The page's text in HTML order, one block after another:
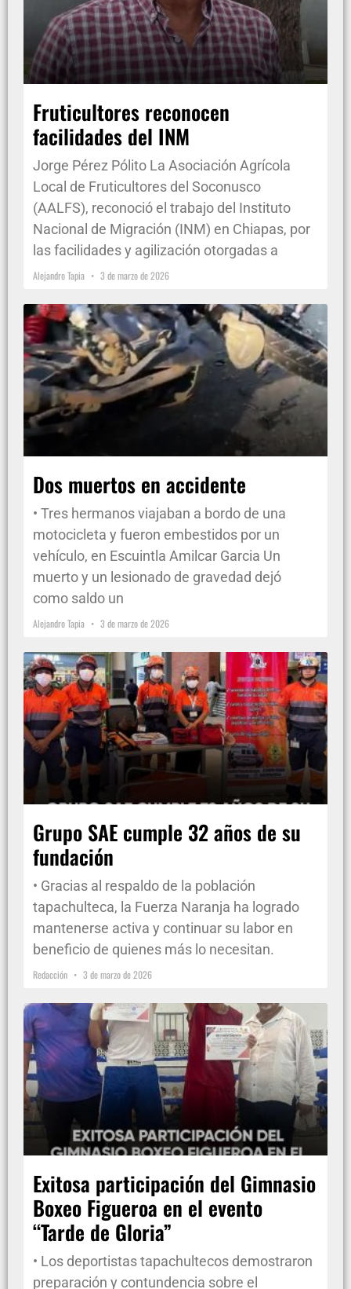
Fruticultores reconocen
facilidades del INM
Jorge Pérez Pólito La Asociación Agrícola
Local de Fruticultores del Soconusco
(AALFS), reconoció el trabajo del Instituto
Nacional de Migración (INM) en Chiapas, por
las facilidades y agilización otorgadas a
Alejandro Tapia 3 de marzo de 2026
Dos muertos en accidente
• Tres hermanos viajaban a bordo de una
motocicleta y fueron embestidos por un
vehículo, en Escuintla Amilcar Garcia Un
muerto y un lesionado de gravedad dejó
como saldo un
Alejandro Tapia 3 de marzo de 2026
Grupo SAE cumple 32 años de su
fundación
• Gracias al respaldo de la población
tapachulteca, la Fuerza Naranja ha logrado
mantenerse activa y continuar su labor en
beneficio de quienes más lo necesitan.
Redacción 3 de marzo de 2026
Exitosa participación del Gimnasio
Boxeo Figueroa en el evento
“Tarde de Gloria”
• Los deportistas tapachultecos demostraron
preparación y contundencia sobre el